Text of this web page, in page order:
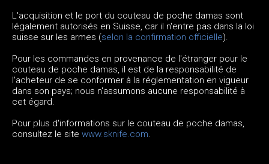
L'acquisition et le port du couteau de poche damas sont
légalement autorisés en Suisse, car il n'entre pas dans la loi
suisse sur les armes (selon la confirmation officielle).
Pour les commandes en provenance de l'étranger pour le
couteau de poche damas, il est de la responsabilité de
l'acheteur de se conformer à la réglementation en vigueur
dans son pays; nous n'assumons aucune responsabilité à
cet égard.
Pour plus d'informations sur le couteau de poche damas,
consultez le site www.sknife.com.